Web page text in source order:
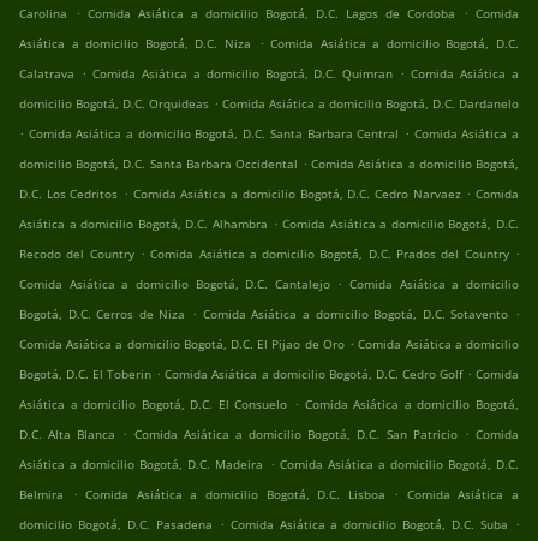
Carolina
. Comida Asiática a domicilio Bogotá, D.C. Lagos de Cordoba . Comida
Asiática a domicilio Bogotá, D.C. Niza
. Comida Asiática a domicilio Bogotá, D.C.
Calatrava . Comida Asiática a domicilio Bogotá, D.C. Quimran . Comida Asiática a
domicilio Bogotá, D.C. Orquideas . Comida Asiática a domicilio Bogotá, D.C. Dardanelo
. Comida Asiática a domicilio Bogotá, D.C. Santa Barbara Central . Comida Asiática a
domicilio Bogotá, D.C. Santa Barbara Occidental . Comida Asiática a domicilio Bogotá,
D.C. Los Cedritos . Comida Asiática a domicilio Bogotá, D.C. Cedro Narvaez . Comida
Asiática a domicilio Bogotá, D.C. Alhambra . Comida Asiática a domicilio Bogotá, D.C.
Recodo del Country . Comida Asiática a domicilio Bogotá, D.C. Prados del Country .
Comida Asiática a domicilio Bogotá, D.C. Cantalejo . Comida Asiática a domicilio
Bogotá, D.C. Cerros de Niza . Comida Asiática a domicilio Bogotá, D.C. Sotavento .
Comida Asiática a domicilio Bogotá, D.C. El Pijao de Oro . Comida Asiática a domicilio
Bogotá, D.C. El Toberin . Comida Asiática a domicilio Bogotá, D.C. Cedro Golf . Comida
Asiática a domicilio Bogotá, D.C. El Consuelo . Comida Asiática a domicilio Bogotá,
D.C. Alta Blanca
. Comida Asiática a domicilio Bogotá, D.C. San Patricio . Comida
Asiática a domicilio Bogotá, D.C. Madeira . Comida Asiática a domicilio Bogotá, D.C.
Belmira
. Comida Asiática a domicilio Bogotá, D.C. Lisboa . Comida Asiática a
domicilio Bogotá, D.C. Pasadena . Comida Asiática a domicilio Bogotá, D.C. Suba .